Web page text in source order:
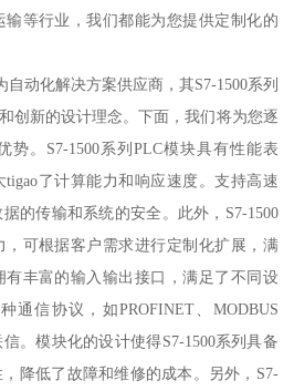
等行业，我们都能为您提供定制化的
化解决方案供应商，其S7-1500系列
创新的设计理念。下面，我们将为您逐
势。S7-1500系列PLC模块具有性能表
了计算能力和响应速度。支持高速
的传输和系统的安全。此外，S7-1500
可根据客户需求进行定制化扩展，满
丰富的输入输出接口，满足了不同设
通信协议，如PROFINET、MODBUS
。模块化的设计使得S7-1500系列具备
降低了故障和维修的成本。另外，S7-